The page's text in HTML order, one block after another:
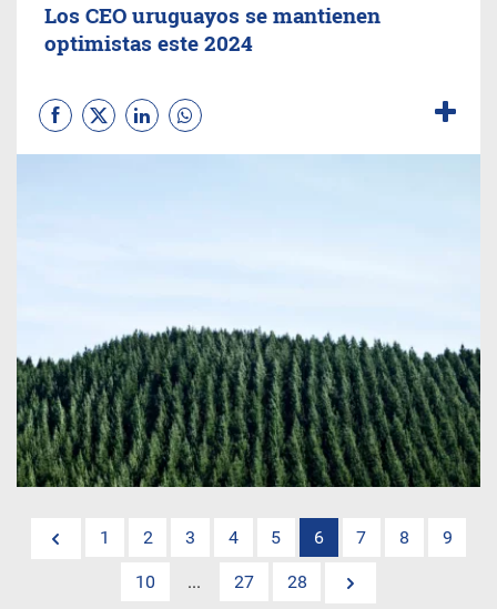
Los CEO uruguayos se mantienen
optimistas este 2024
1 2 3 4 5 6 7 8 9
10 ... 27 28